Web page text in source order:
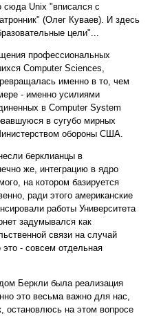
Unix "вписался с
(Олег Куваев). И здесь
цели"...
профессиональных
Computer Sciences,
именно в то, чем
- именно усилиями
в Computer System
в сугубо мирных
обороны США.
берклианцы в
же, интеграцию в ядро
на котором базируется
ради этого американские
работы Университета
задумывался как
связи на случай
это - совсем отдельная
Беркли была реализация
это весьма важно для нас,
остановлюсь на этом вопросе